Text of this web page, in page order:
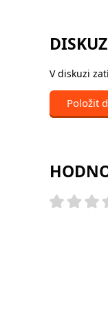
V diskuzi
Položit